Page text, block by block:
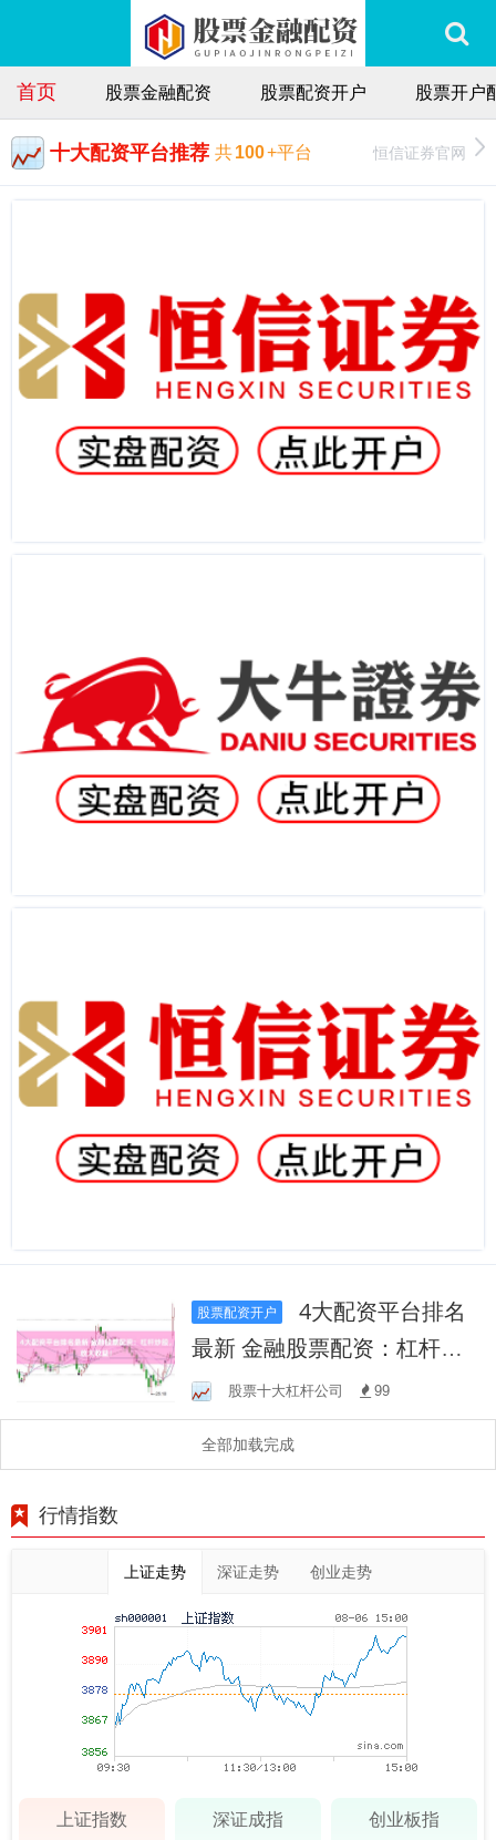
首页 股票金融配资 股票配资开户 股票开户
十大配资平台推荐 共100+平台 恒信证券官网
股票配资开户
4大配资平台排名
最新 金融股票配资：杠杆炒
股，放大收益！
股票十大杠杆公司 99
全部加载完成
行情指数
上证走势 深证走势 创业走势
上证指数 深证成指 创业板指